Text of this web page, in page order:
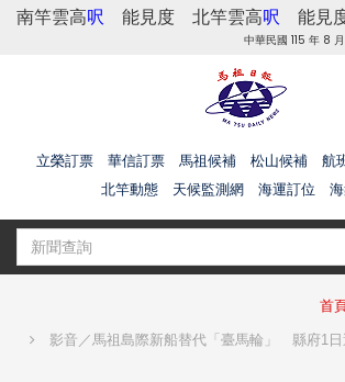
南竿雲高呎 能見度 北竿雲高呎 能見
中華民國 115 年 8
立榮訂票 華信訂票 馬祖候補 松山候補 航
北竿動態
天候監測網 海運訂位
首
影音／馬祖島際新船替代「臺馬輪」 縣府1日